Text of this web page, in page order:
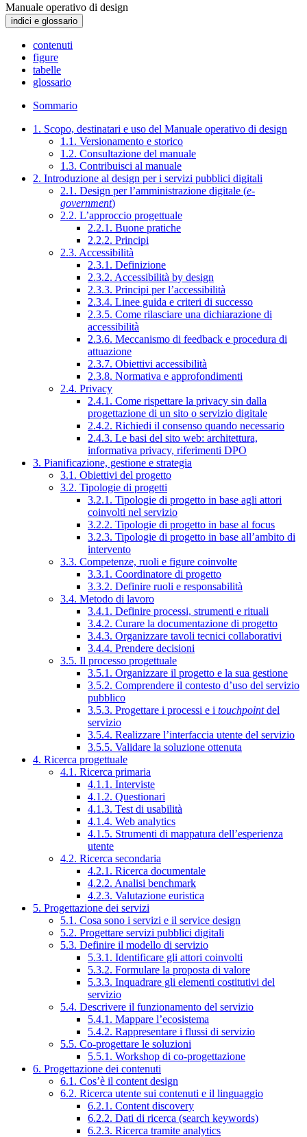
Manuale operativo di design
indici e glossario
contenuti
figure
tabelle
glossario
Sommario
1. Scopo, destinatari e uso del Manuale operativo di design
1.1. Versionamento e storico
1.2. Consultazione del manuale
1.3. Contribuisci al manuale
2. Introduzione al design per i servizi pubblici digitali
2.1. Design per l’amministrazione digitale (e-
government)
2.2. L’approccio progettuale
2.2.1. Buone pratiche
2.2.2. Principi
2.3. Accessibilità
2.3.1. Definizione
2.3.2. Accessibilità by design
2.3.3. Principi per l’accessibilità
2.3.4. Linee guida e criteri di successo
2.3.5. Come rilasciare una dichiarazione di
accessibilità
2.3.6. Meccanismo di feedback e procedura di
attuazione
2.3.7. Obiettivi accessibilità
2.3.8. Normativa e approfondimenti
2.4. Privacy
2.4.1. Come rispettare la privacy sin dalla
progettazione di un sito o servizio digitale
2.4.2. Richiedi il consenso quando necessario
2.4.3. Le basi del sito web: architettura,
informativa privacy, riferimenti DPO
3. Pianificazione, gestione e strategia
3.1. Obiettivi del progetto
3.2. Tipologie di progetti
3.2.1. Tipologie di progetto in base agli attori
coinvolti nel servizio
3.2.2. Tipologie di progetto in base al focus
3.2.3. Tipologie di progetto in base all’ambito di
intervento
3.3. Competenze, ruoli e figure coinvolte
3.3.1. Coordinatore di progetto
3.3.2. Definire ruoli e responsabilità
3.4. Metodo di lavoro
3.4.1. Definire processi, strumenti e rituali
3.4.2. Curare la documentazione di progetto
3.4.3. Organizzare tavoli tecnici collaborativi
3.4.4. Prendere decisioni
3.5. Il processo progettuale
3.5.1. Organizzare il progetto e la sua gestione
3.5.2. Comprendere il contesto d’uso del servizio
pubblico
3.5.3. Progettare i processi e i touchpointdel
servizio
3.5.4. Realizzare l’interfaccia utente del servizio
3.5.5. Validare la soluzione ottenuta
4. Ricerca progettuale
4.1. Ricerca primaria
4.1.1. Interviste
4.1.2. Questionari
4.1.3. Test di usabilità
4.1.4. Web analytics
4.1.5. Strumenti di mappatura dell’esperienza
utente
4.2. Ricerca secondaria
4.2.1. Ricerca documentale
4.2.2. Analisi benchmark
4.2.3. Valutazione euristica
5. Progettazione dei servizi
5.1. Cosa sono i servizi e il service design
5.2. Progettare servizi pubblici digitali
5.3. Definire il modello di servizio
5.3.1. Identificare gli attori coinvolti
5.3.2. Formulare la proposta di valore
5.3.3. Inquadrare gli elementi costitutivi del
servizio
5.4. Descrivere il funzionamento del servizio
5.4.1. Mappare l’ecosistema
5.4.2. Rappresentare i flussi di servizio
5.5. Co-progettare le soluzioni
5.5.1. Workshop di co-progettazione
6. Progettazione dei contenuti
6.1. Cos’è il content design
6.2. Ricerca utente sui contenuti e il linguaggio
6.2.1. Content discovery
6.2.2. Dati di ricerca (search keywords)
6.2.3. Ricerca tramite analytics